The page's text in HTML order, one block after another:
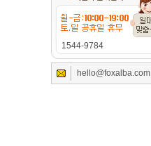
1544-9784
hello@foxalba.com